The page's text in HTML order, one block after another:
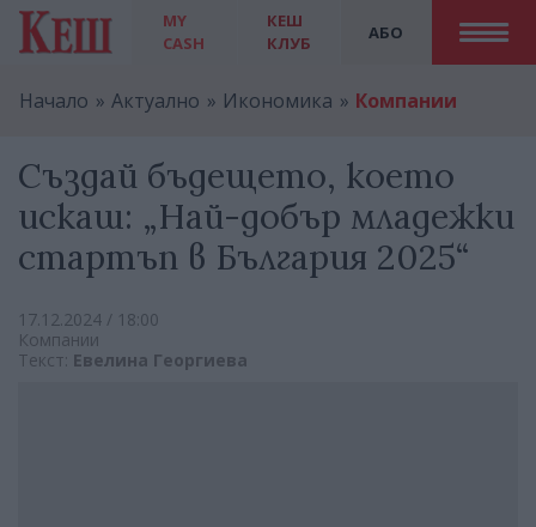
MY
CASH
АБО
КЕШ
КЛУБ
Начало Актуално Икономика Компании
Създай бъдещето, което
искаш: „Най-добър младежки
стартъп в България 2025“
17.12.2024 / 18:00
Компании
Текст: Евелина Георгиева